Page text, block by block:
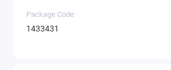
Package Code
1433431